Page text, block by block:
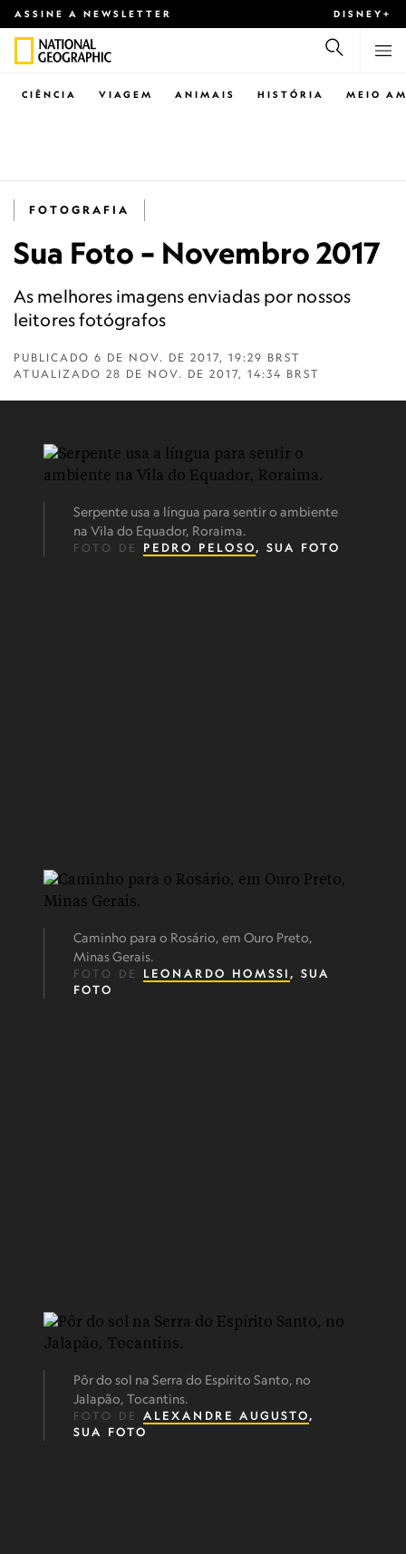
ASSINE A NEWSLETTER DISNEY+
CIÊNCIA VIAGEM ANIMAIS HISTÓRIA MEIO
FOTOGRAFIA
Sua Foto – Novembro 2017
As melhores imagens enviadas por nossos
leitores fotógrafos
PUBLICADO 6 DE NOV. DE 2017, 19:29 BRST
ATUALIZADO 28 DE NOV. DE 2017, 14:34 BRST
Serpente usa a língua para sentir o ambiente
na Vila do Equador, Roraima.
FOTO DE PEDRO PELOSO, SUA FOTO
Caminho para o Rosário, em Ouro Preto,
Minas Gerais.
FOTO DE LEONARDO HOMSSI , SUA
FOTO
Pôr do sol na Serra do Espírito Santo, no
Jalapão, Tocantins.
FOTO DE ALEXANDRE AUGUSTO,
SUA FOTO